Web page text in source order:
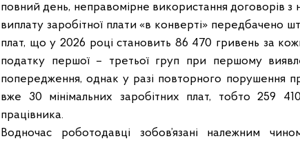
повний день, неправомірне використання договорів
виплату заробітної плати «в конверті» передбачено
плат, що у 2026 році становить 86 470 гривень за
податку першої – третьої груп при першому
попередження, однак у разі повторного порушення
вже 30 мінімальних заробітних плат, тобто 259
працівника.
Водночас роботодавці зобов’язані належним